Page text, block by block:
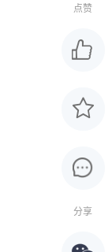
点赞
分享